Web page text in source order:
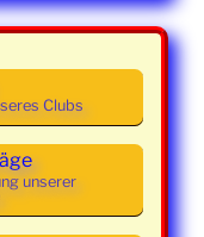
Mainstream
-
Class und
Mainstream
-
Class und
Clubs
unserer